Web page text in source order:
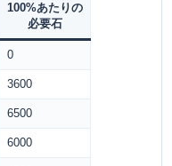
100%あたりの
必要石
0
3600
6500
6000